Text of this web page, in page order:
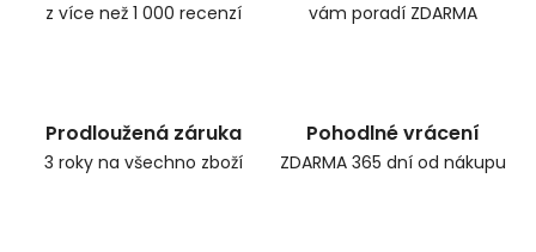
z více než 1 000 recenzí vám poradí ZDARMA
Prodloužená záruka
3 roky na všechno zboží
Pohodlné vrácení
ZDARMA 365 dní od nákupu